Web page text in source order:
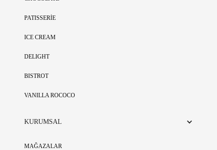
PATISSERİE
ICE CREAM
DELIGHT
BISTROT
VANILLA ROCOCO
KURUMSAL
MAĞAZALAR